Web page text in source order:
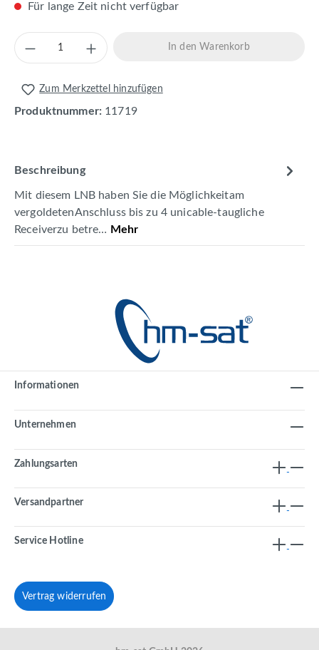
Für lange Zeit nicht verfügbar
Produkt Anzahl: Gib den gewünschten
In den Warenkorb
Zum Merkzettel hinzufügen
Produktnummer: 11719
Beschreibung
Mit diesem LNB haben Sie die Möglichkeitam
vergoldetenAnschluss bis zu 4 unicable-taugliche
Receiverzu betre… Mehr
Informationen
Unternehmen
Zahlungsarten
Versandpartner
Service Hotline
Vertrag widerrufen